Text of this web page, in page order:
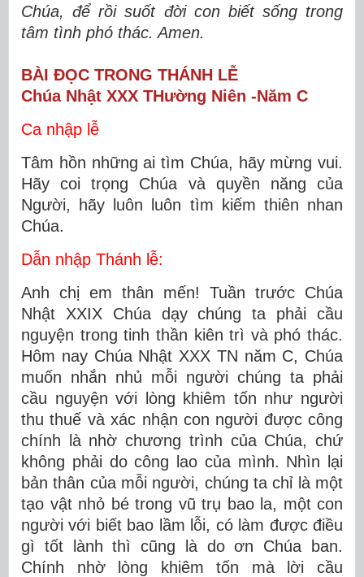
Chúa, để rồi suốt đời con biết sống trong
tâm tình phó thác. Amen.
BÀI ĐỌC TRONG THÁNH LỄ
Chúa Nhật XXX THường Niên -Năm C
Ca nhập lễ
Tâm hồn những ai tìm Chúa, hãy mừng vui.
Hãy coi trọng Chúa và quyền năng của
Người, hãy luôn luôn tìm kiếm thiên nhan
Chúa.
Dẫn nhập Thánh lễ:
Anh chị em thân mến! Tuần trước Chúa
Nhật XXIX Chúa dạy chúng ta phải cầu
nguyện trong tinh thần kiên trì và phó thác.
Hôm nay Chúa Nhật XXX TN năm C, Chúa
muốn nhắn nhủ mỗi người chúng ta phải
cầu nguyện với lòng khiêm tốn như người
thu thuế và xác nhận con người được công
chính là nhờ chương trình của Chúa, chứ
không phải do công lao của mình. Nhìn lại
bản thân của mỗi người, chúng ta chỉ là một
tạo vật nhỏ bé trong vũ trụ bao la, một con
người với biết bao lầm lỗi, có làm được điều
gì tốt lành thì cũng là do ơn Chúa ban.
Chính nhờ lòng khiêm tốn mà lời cầu